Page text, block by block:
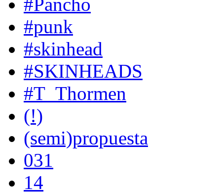
#Pancho
#punk
#skinhead
#SKINHEADS
#T_Thormen
(!)
(semi)propuesta
031
14